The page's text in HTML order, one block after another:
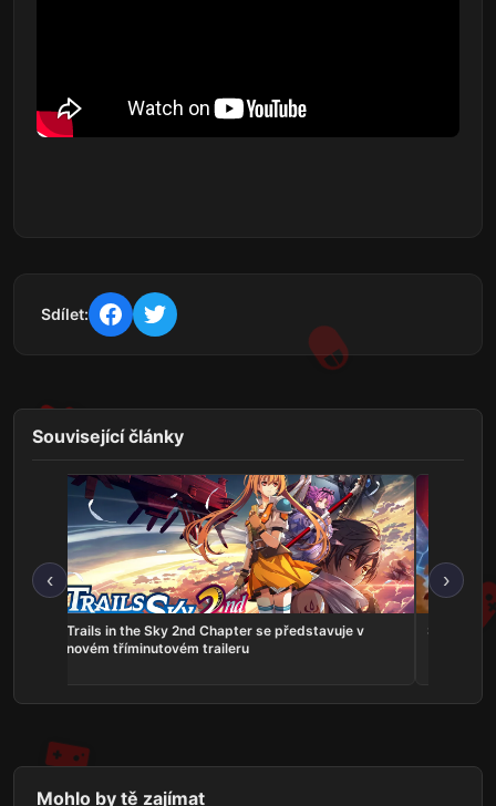
Sdílet:
Související články
‹
Trails in the Sky 2nd Chapter se představuje v
novém tříminutovém traileru
Serious
›
Mohlo by tě zajímat